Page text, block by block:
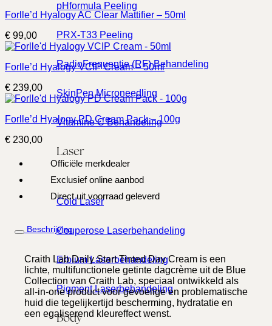
pHformula Peeling
PRX-T33 Peeling
RadioFrequentie (RF) Behandeling
SkinPen Microneedling
Vitamine C Behandeling
Laser
Cold Laser
Couperose Laserbehandeling
Erbium Laserbehandeling
Pigment Laserbehandeling
Body
Forlle’d Hyalogy AC Clear Mattifier – 50ml
€ 99,00
Forlle’d Hyalogy VCIP Cream – 50ml
€ 239,00
Forlle’d Hyalogy PD Cream Pack – 100g
€ 230,00
Officiële merkdealer
Exclusief online aanbod
Direct uit voorraad geleverd
Beschrijving
Craith Lab Daily Start Tinted Day Cream is een
lichte, multifunctionele getinte dagcrème uit de Blue
Collection van Craith Lab, speciaal ontwikkeld als
all-in-one product voor gevoelige en problematische
huid die tegelijkertijd bescherming, hydratatie en
een egaliserend kleureffect wenst.